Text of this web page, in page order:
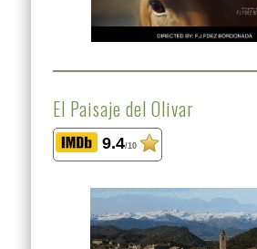
El Paisaje del Olivar
9.4/10